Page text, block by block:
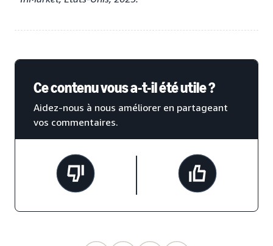
Ce contenu vous a-t-il été utile ?
Aidez-nous à nous améliorer en partageant
vos commentaires.